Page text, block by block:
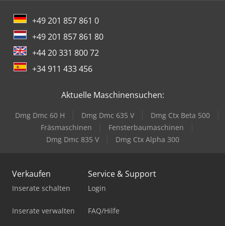
+49 201 857 861 0
+49 201 857 861 80
+44 20 331 800 72
+34 911 433 456
Aktuelle Maschinensuchen:
Dmg Dmc 60 H Dmg Dmc 635 V
Dmg Ctx Beta 500
Fräsmaschinen
Fensterbaumaschinen
Dmg Dmc 835 V
Dmg Ctx Alpha 300
Verkaufen
Inserate schalten
Inserate verwalten
Service & Support
Login
FAQ/Hilfe